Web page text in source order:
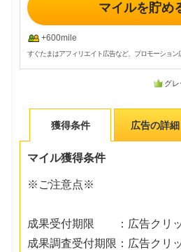
マイルを貯め
+600mile
すぐたまはアフィリエイト広告など、プロモーション
グ
獲得条件 広告の詳細
マイル獲得条件
※ご注意点※
成果受付期限 ：広告クリッ
成果調査受付期限：広告クリ